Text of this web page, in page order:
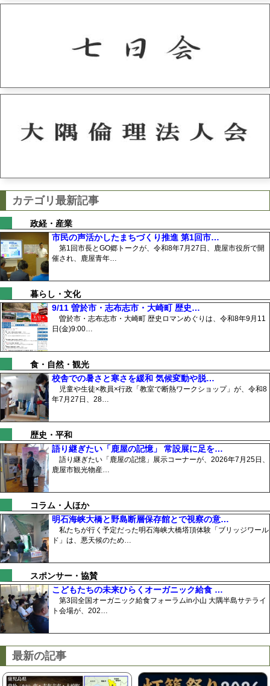
カテゴリ最新記事
政経・産業
市民の声活かしたまちづくり推進 第1回市…
第1回市長とGO郷トークが、令和8年7月27日、鹿屋市役所で開
催され、鹿屋青年…
暮らし・文化
9/11 曽於市・志布志市・大崎町 歴史…
曽於市・志布志市・大崎町 歴史ロマンめぐりは、令和8年9月11
日(金)9:00…
食・自然・観光
校舎での暑さと寒さを緩和 気候変動や脱…
児童や生徒×教員×行政「教室で断熱ワークショップ」が、令和8
年7月27日、28…
歴史・平和
語り継ぎたい「鹿屋の記憶」 常設展に足を…
語り継ぎたい「鹿屋の記憶」展示コーナーが、2026年7月25日、
鹿屋市観光物産…
コラム・人ほか
明石海峡大橋と野島断層保存館とで視察の意…
私たちが行く予定だった明石海峡大橋塔頂体験「ブリッジワール
ド」は、悪天候のため…
スポンサー・協賛
こどもたちの未来ひらくオーガニック給食 …
第3回全国オーガニック給食フォーラムin小山 大隅半島サテライ
ト会場が、202…
最新の記事